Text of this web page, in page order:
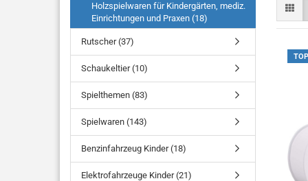
TOP
Holzspielwaren für Kindergärten, mediz.
Einrichtungen und Praxen (18)
Rutscher (37)
Schaukeltier (10)
Spielthemen (83)
Spielwaren (143)
Benzinfahrzeug Kinder (18)
Elektrofahrzeuge Kinder (21)